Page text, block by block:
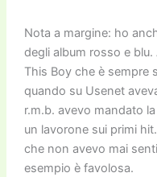
Nota a margine: ho
degli album rosso e
This Boy che è sempre
quando su Usenet
r.m.b. avevo mandato
un lavorone sui primi
che non avevo mai
esempio è favolosa.